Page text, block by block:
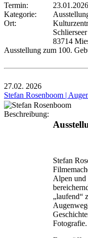
Termin: 23.01.2026
Kategorie:
Ort:
83714
Ausstellung zum 100.
27.02. 2026
Stefan Rosenboom |
Beschreibung:
Stefan
Alpen und
„laufend“
Fotografie.